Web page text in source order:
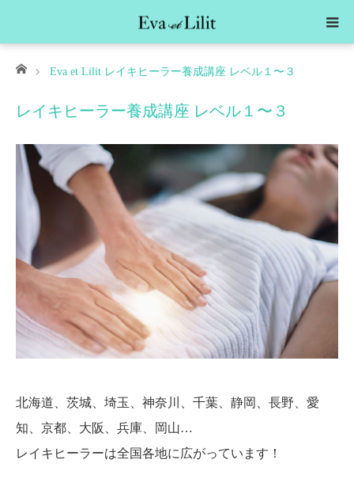
ホームEva et Lilit レイキヒーラー養成講座 レベル１〜３
レイキヒーラー養成講座 レベル１〜３
北海道、茨城、埼玉、神奈川、千葉、静岡、長野、愛
知、京都、大阪、兵庫、岡山…
レイキヒーラーは全国各地に広がっています！